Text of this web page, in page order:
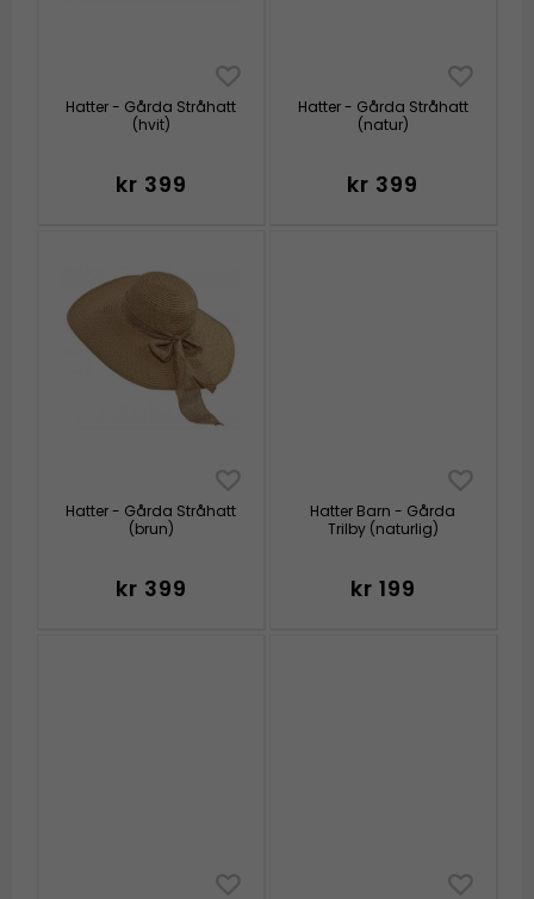
Hatter - Gårda Stråhatt
(hvit)
kr 399
Hatter - Gårda Stråhatt
(natur)
kr 399
Hatter - Gårda Stråhatt
(brun)
kr 399
Hatter Barn - Gårda
Trilby (naturlig)
kr 199